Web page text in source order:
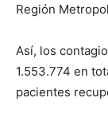
Región
Así, los
1.553.774 en
pacientes